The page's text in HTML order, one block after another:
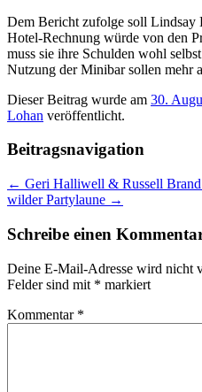
Dem Bericht zufolge soll Lindsay
Hotel-Rechnung würde von den
muss sie ihre Schulden wohl
Nutzung der Minibar sollen mehr
Dieser Beitrag wurde am 30.
Lohan veröffentlicht.
Beitragsnavigation
← Geri Halliwell & Russell
wilder Partylaune →
Schreibe einen
Deine E-Mail-Adresse wird nicht
Felder sind mit * markiert
Kommentar *